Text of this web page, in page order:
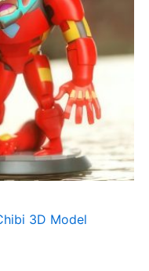
3D Model